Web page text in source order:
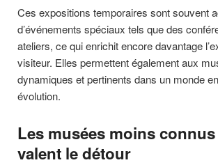
Ces expositions temporaires sont souvent
d’événements spéciaux tels que des
ateliers, ce qui enrichit encore davantage
visiteur. Elles permettent également aux
dynamiques et pertinents dans un monde
évolution.
Les musées moins
valent le détour